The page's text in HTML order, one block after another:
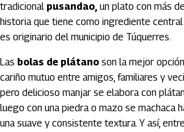
tradicional pusandao, un plato con más
historia que tiene como ingrediente
es originario del municipio de Túquerres.
Las bolas de plátano son la mejor
cariño mutuo entre amigos, familiares y
pero delicioso manjar se elabora con
luego con una piedra o mazo se machaca
una suave y consistente textura. Y así,